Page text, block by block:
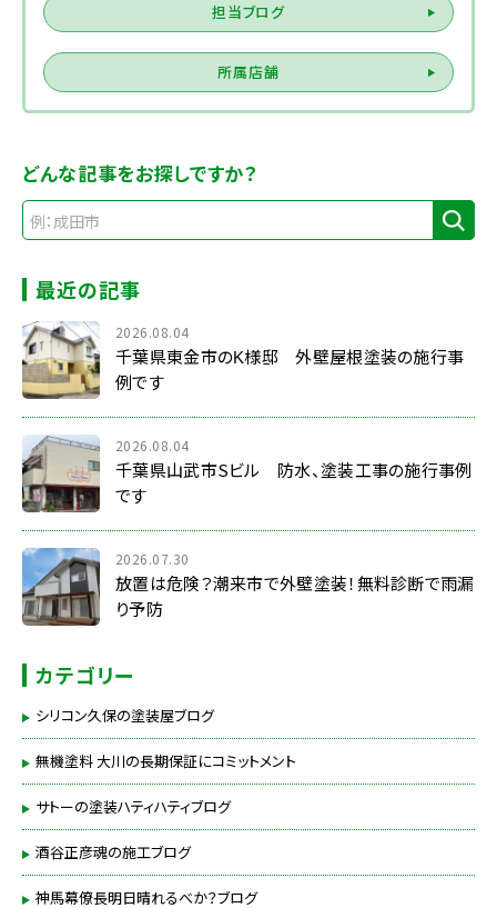
担当ブログ
所属店舗
どんな記事をお探しですか？
最近の記事
2026.08.04
千葉県東金市のK様邸 外壁屋根塗装の施行事
例です
2026.08.04
千葉県山武市Sビル 防水、塗装工事の施行事例
です
2026.07.30
放置は危険？潮来市で外壁塗装！無料診断で雨漏
り予防
カテゴリー
シリコン久保の塗装屋ブログ
無機塗料 大川の長期保証にコミットメント
サトーの塗装ハティハティブログ
酒谷正彦魂の施工ブログ
神馬幕僚長明日晴れるべか？ブログ